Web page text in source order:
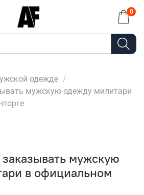
0
одежде
мужскую одежду милитари
мужскую
в официальном